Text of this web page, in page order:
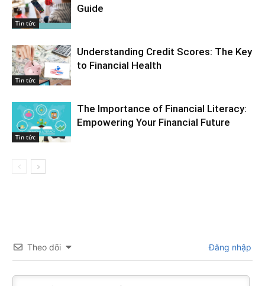
Tin tức
Guide
Tin tức
Understanding Credit Scores: The Key
to Financial Health
Tin tức
The Importance of Financial Literacy:
Empowering Your Financial Future
Theo dõi Đăng nhập